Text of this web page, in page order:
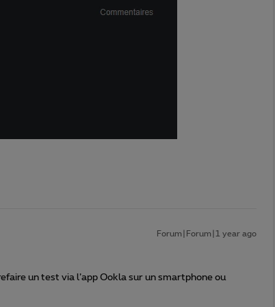
Forum|Forum|1 year ago
un test via l’app Ookla sur un smartphone ou